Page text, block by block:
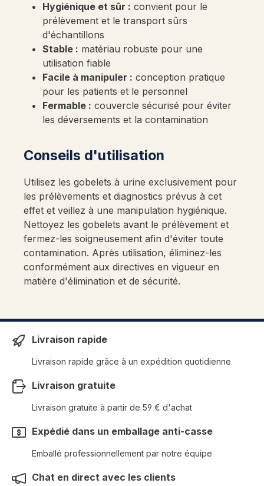
Hygiénique et sûr : convient pour le
prélèvement et le transport sûrs
d'échantillons
Stable : matériau robuste pour une
utilisation fiable
Facile à manipuler : conception pratique
pour les patients et le personnel
Fermable : couvercle sécurisé pour éviter
les déversements et la contamination
Conseils d'utilisation
Utilisez les gobelets à urine exclusivement pour
les prélèvements et diagnostics prévus à cet
effet et veillez à une manipulation hygiénique.
Nettoyez les gobelets avant le prélèvement et
fermez-les soigneusement afin d'éviter toute
contamination. Après utilisation, éliminez-les
conformément aux directives en vigueur en
matière d'élimination et de sécurité.
Livraison rapide
Livraison rapide grâce à un expédition quotidienne
Livraison gratuite
Livraison gratuite à partir de 59 € d'achat
Expédié dans un emballage anti-casse
Emballé professionnellement par notre équipe
Chat en direct avec les clients